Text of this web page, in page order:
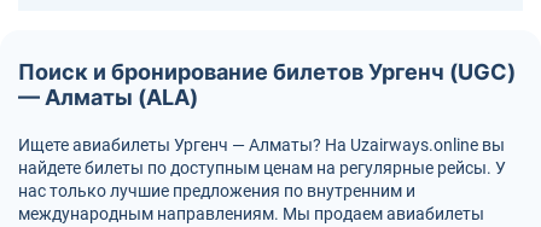
Поиск и бронирование билетов Ургенч (UGC)
— Алматы (ALA)
Ищете авиабилеты Ургенч — Алматы? На Uzairways.online вы
найдете билеты по доступным ценам на регулярные рейсы. У
нас только лучшие предложения по внутренним и
международным направлениям. Мы продаем авиабилеты